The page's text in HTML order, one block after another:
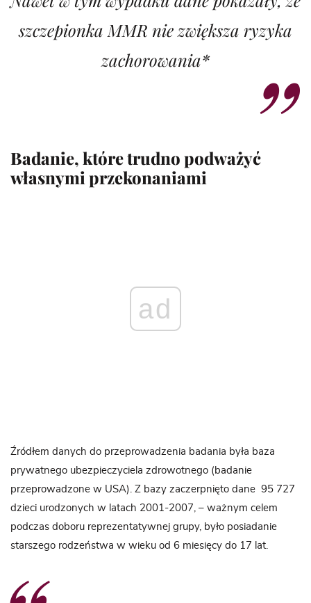
szczepionka MMR nie zwiększa ryzyka
zachorowania*
Badanie, które trudno podważyć
własnymi przekonaniami
ad
Źródłem danych do przeprowadzenia badania była baza
prywatnego ubezpieczyciela zdrowotnego (badanie
przeprowadzone w USA). Z bazy zaczerpnięto dane 95 727
dzieci urodzonych w latach 2001-2007, – ważnym celem
podczas doboru reprezentatywnej grupy, było posiadanie
starszego rodzeństwa w wieku od 6 miesięcy do 17 lat.